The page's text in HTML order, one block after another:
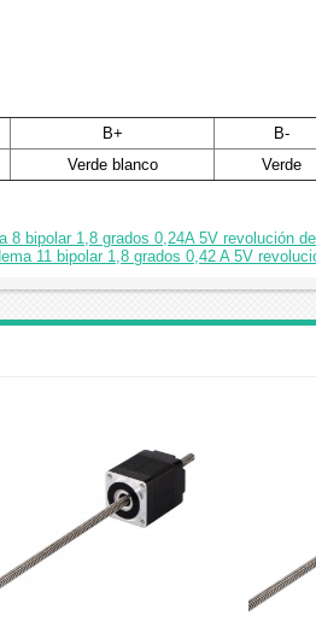
B+
B-
Verde blanco Verde
bipolar 1,8 grados 0,24A 5V revolución
11 bipolar 1,8 grados 0,42 A 5V